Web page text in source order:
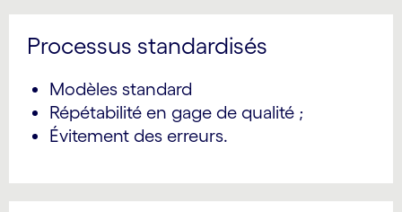
Processus standardisés
Modèles standard
Répétabilité en gage de qualité ;
Évitement des erreurs.